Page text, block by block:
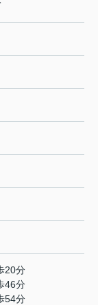
20分
46分
54分